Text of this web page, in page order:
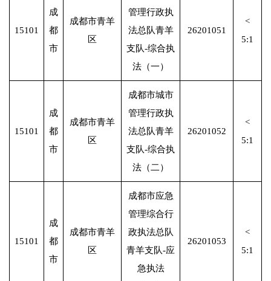
15101
成
都
市
成都市青羊
区
管理行政执
法总队青羊
支队-综合执
法（一）
26201051
<
5:1
15101
成
都
市
成都市青羊
区
成都市城市
管理行政执
法总队青羊
支队-综合执
法（二）
26201052
<
5:1
15101
成
都
市
成都市青羊
区
成都市应急
管理综合行
政执法总队
青羊支队-应
急执法
26201053
<
5:1